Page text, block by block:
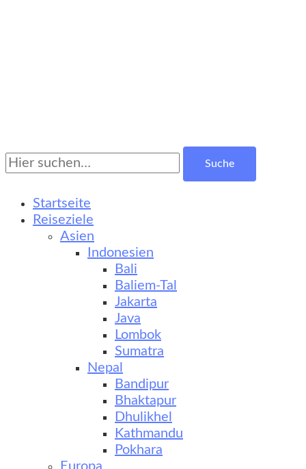
Turkestan Travel
Kultur-, Natur- und Erlebnisreisen
Suche
nach:
Startseite
Reiseziele
Asien
Indonesien
Bali
Baliem-Tal
Jakarta
Java
Lombok
Sumatra
Nepal
Bandipur
Bhaktapur
Dhulikhel
Kathmandu
Pokhara
Europa